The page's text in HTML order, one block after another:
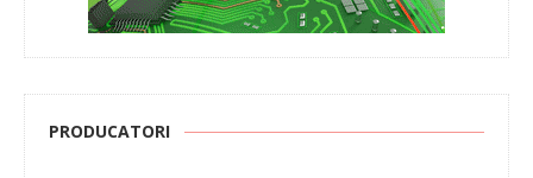
PRODUCATORI